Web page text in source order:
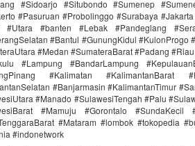
#Sidoarjo #Situbondo #Sumenep
#Pasuruan #Probolinggo #Surabaya
#Utara #banten #Lebak #Pandeglang
#Bantul #GunungKidul #KulonProgo
#Medan #SumateraBarat #Padang
#Lampung #BandarLampung
#Kalimatan #KalimantanBarat
#Banjarmasin #KalimantanTimur
#Manado #SulawesiTengah #Palu
#Mamuju #Gorontalo #SundaKecil
#Mataram #lombok #tokopedia
#indonetwork